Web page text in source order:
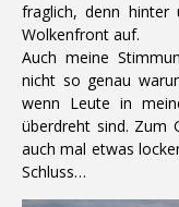
fraglich, denn hinter
Wolkenfront auf.
Auch meine
nicht so genau
wenn Leute in
überdreht sind. Zum
auch mal etwas
Schluss…